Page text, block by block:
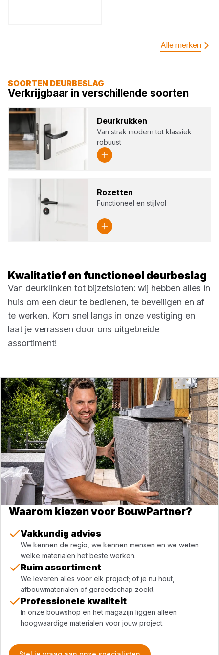
Alle merken
SOORTEN DEURBESLAG
Verkrijgbaar in verschillende soorten
Deur­kruk­ken
Van strak modern tot klassiek
robuust
Rozet­ten
Functioneel en stijlvol
Kwalitatief en functioneel deurbeslag
Van deurklinken tot bijzetsloten: wij hebben alles in
huis om een deur te bedienen, te beveiligen en af
te werken. Kom snel langs in onze vestiging en
laat je verrassen door ons uitgebreide
assortiment!
Waarom kiezen voor BouwPartner?
Vakkundig advies
We kennen de regio, we kennen mensen en we weten
welke materialen het beste werken.
Ruim assortiment
We leveren alles voor elk project; of je nu hout,
afbouwmaterialen of gereedschap zoekt.
Professionele kwaliteit
In onze bouwshop en het magazijn liggen alleen
hoogwaardige materialen voor jouw project.